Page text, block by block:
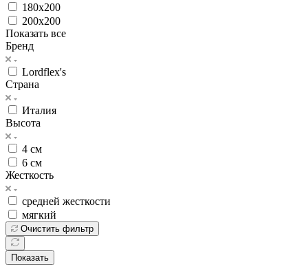
180x200
200x200
Показать все
Бренд
Lordflex's
Страна
Италия
Высота
4 см
6 см
Жесткость
средней жесткости
мягкий
Очистить фильтр
Показать